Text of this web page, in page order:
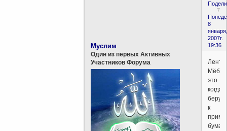
7
8
января,
2007г.
19:36
Муслим
Один из первых Активных
Участников Форума
Лента
это
когда
берут
к